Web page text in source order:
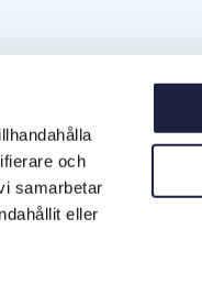
och
samarbetar
eller